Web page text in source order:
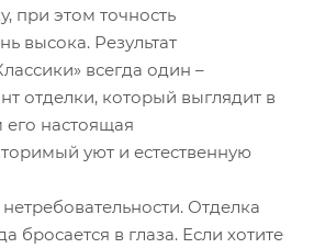
при этом точность
высока. Результат
всегда один –
отделки, который выглядит в
настоящая
уют и естественную
Отделка
бросается в глаза. Если хотите